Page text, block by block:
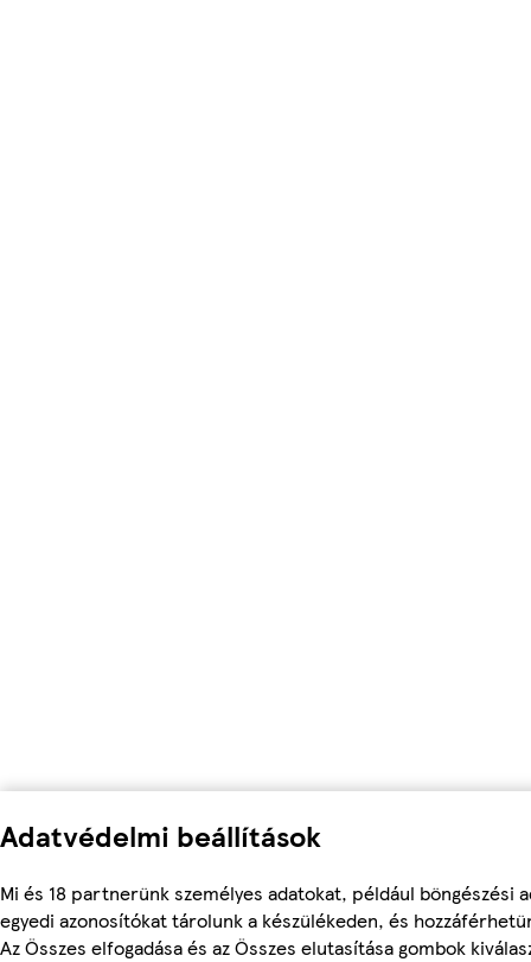
Adatvédelmi beállítások
Mi és 18 partnerünk személyes adatokat, például böngészési
egyedi azonosítókat tárolunk a készülékeden, és
Az Összes elfogadása és az Összes elutasítása gombok